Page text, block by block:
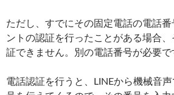
ただし、すでにその固定電話の電話番
ントの認証を行ったことがある場合
証できません。別の電話番号が必要で
電話認証を行うと、LINEから機械音